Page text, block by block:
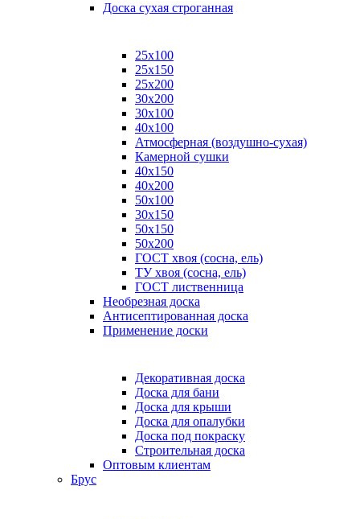
Доска сухая строганная
25х100
25х150
25х200
30х200
30х100
40х100
Атмосферная (воздушно-сухая)
Камерной сушки
40х150
40х200
50х100
30х150
50х150
50х200
ГОСТ хвоя (сосна, ель)
ТУ хвоя (сосна, ель)
ГОСТ лиственница
Необрезная доска
Антисептированная доска
Применение доски
Декоративная доска
Доска для бани
Доска для крыши
Доска для опалубки
Доска под покраску
Строительная доска
Оптовым клиентам
Брус